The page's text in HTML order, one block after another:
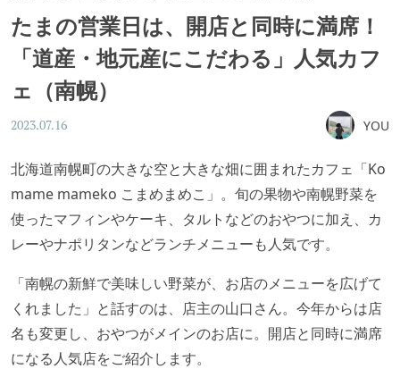
たまの営業日は、開店と同時に満席！
「道産・地元産にこだわる」人気カフ
ェ（南幌）
2023.07.16 YOU
北海道南幌町の大きな空と大きな畑に囲まれたカフェ「Ko
mame mameko こまめまめこ」。旬の果物や南幌野菜を
使ったマフィンやケーキ、タルトなどのおやつに加え、カ
レーやナポリタンなどランチメニューも人気です。
「南幌の新鮮で美味しい野菜が、お店のメニューを広げて
くれました」と話すのは、店主の山口さん。今年からは店
名も変更し、おやつがメインのお店に。開店と同時に満席
になる人気店をご紹介します。